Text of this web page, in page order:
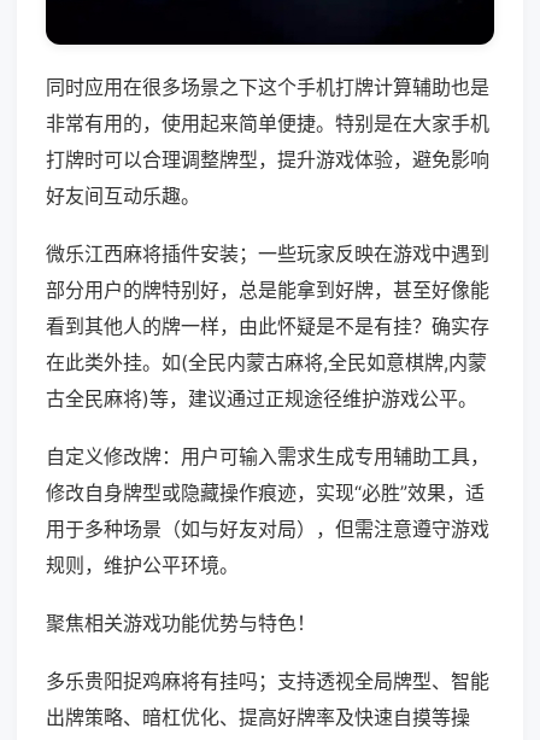
同时应用在很多场景之下这个手机打牌计算辅助也是
非常有用的，使用起来简单便捷。特别是在大家手机
打牌时可以合理调整牌型，提升游戏体验，避免影响
好友间互动乐趣。
微乐江西麻将插件安装；一些玩家反映在游戏中遇到
部分用户的牌特别好，总是能拿到好牌，甚至好像能
看到其他人的牌一样，由此怀疑是不是有挂？确实存
在此类外挂。如(全民内蒙古麻将,全民如意棋牌,内蒙
古全民麻将)等，建议通过正规途径维护游戏公平。
自定义修改牌：用户可输入需求生成专用辅助工具，
修改自身牌型或隐藏操作痕迹，实现“必胜”效果，适
用于多种场景（如与好友对局），但需注意遵守游戏
规则，维护公平环境。
聚焦相关游戏功能优势与特色！
多乐贵阳捉鸡麻将有挂吗；支持透视全局牌型、智能
出牌策略、暗杠优化、提高好牌率及快速自摸等操